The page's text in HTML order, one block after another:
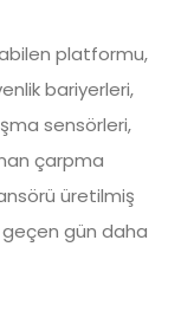
platformu,
bariyerleri,
sensörleri,
çarpma
üretilmiş
gün daha